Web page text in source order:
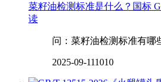
菜籽油检测标准是什么？国标
读
问：菜籽油检测标准有哪
2025-09-111010